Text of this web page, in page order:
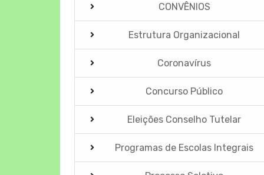
CONVÊNIOS
Estrutura Organizacional
Coronavírus
Concurso Público
Eleições Conselho Tutelar
Programas de Escolas Integrais